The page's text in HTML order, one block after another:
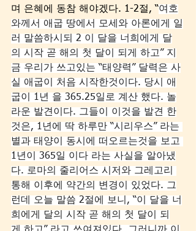
며 은혜에 동참 해야겠다. 1-2절, “여호
와께서 애굽 땅에서 모세와 아론에게 일
러 말씀하시되 2 이 달을 너희에게 달
의 시작 곧 해의 첫 달이 되게 하고” 지
금 우리가 쓰고있는 “태양력” 달력은 사
실 애굽이 처음 시작한것이다. 당시 애
굽이 1년 을 365.25일로 계산 했다. 놀
라운 발견이다. 그들이 이것을 발견 한
것은, 1년에 딱 하루만 “시리우스” 라는
별과 태양이 동시에 떠오르는것을 보고
1년이 365일 이다 라는 사실을 알아냈
다. 로마의 줄리어스 시저와 그레고리
통해 이후에 약간의 변경이 있었다. 그
런데 오늘 말씀 2절에 보니, “이 달을 너
희에게 달의 시작 곧 해의 첫 달이 되